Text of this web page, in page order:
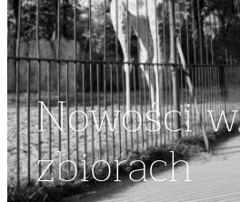
Nowości w
zbiorach